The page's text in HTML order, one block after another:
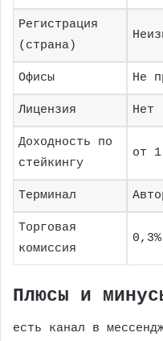
Регистрация
(страна)
Офисы Не
Лицензия Нет
Доходность по
стейкингу
от
Терминал
Торговая
комиссия
0,3%
Плюсы и
есть канал в